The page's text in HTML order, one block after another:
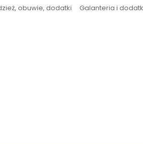
obuwie, dodatki Galanteria i